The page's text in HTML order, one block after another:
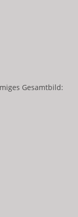
Gesamtbild: